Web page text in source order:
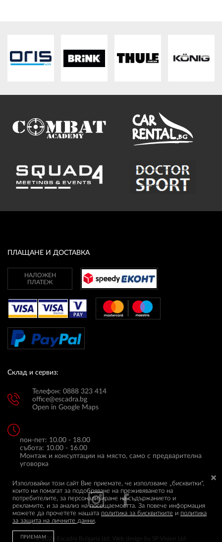
ПЛАЩАНЕ И ДОСТАВКА
НАЛОЖЕН
ПЛАТЕЖ
Склад и сервиз:
Телефон: 0888 323 414
office@escadra.bg
Open in Google Maps
пон-пет: 10.00 - 18.00
събота: 10.00 - 16.00
Монтаж и консултации на място, само с предварителна
уговорка
© 2026 Escadra Bulgaria Ltd. Web design by SP Vision Ltd.
Използвайки този сайт Вие приемате, че използваме „бисквитки",
които ни помагат за подобряване на преживяването на
потребителите, за персонализиране на съдържанието и
рекламите, и за анализ на посещаемостта. За повече информация
можете да прочетете нашата политика за бисквитките и политика
за защита на личните данни.
ПРИЕМАМ